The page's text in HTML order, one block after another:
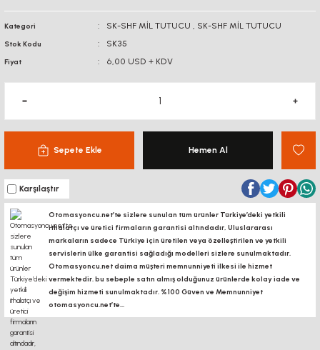
Kategori SK-SHF MİL TUTUCU , SK-SHF MİL TUTUCU
Stok Kodu SK35
Fiyat 6,00 USD + KDV
Sepete Ekle Hemen Al
Karşılaştır
Otomasyoncu.net’te sizlere sunulan tüm ürünler Türkiye’deki yetkili
ithalatçı ve üretici firmaların garantisi altındadır, Uluslararası
markaların sadece Türkiye için üretilen veya özelleştirilen ve yetkili
servislerin ülke garantisi sağladığı modelleri sizlere sunulmaktadır.
Otomasyoncu.net daima müşteri memnunniyeti ilkesi ile hizmet
vermektedir. bu sebeple satın almış olduğunuz ürünlerde kolay iade ve
değişim hizmeti sunulmaktadır. %100 Güven ve Memnunniyet
otomasyoncu.net’te...